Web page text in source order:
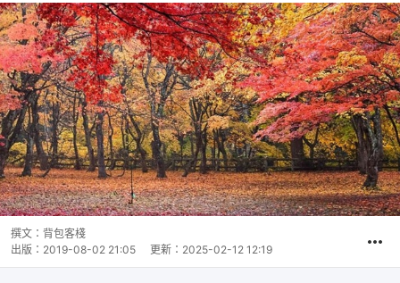
撰文： 背包客棧
出版： 2019-08-02 21:05 更新： 2025-02-12 12:19